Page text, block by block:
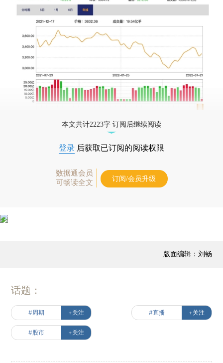
本文共计2223字 订阅后继续阅读
登录 后获取已订阅的阅读权限
数据通会员
可畅读全文
订阅/会员升级
版面编辑：刘畅
话题：
#周期 +关注 #直播 +关注
#股市 +关注